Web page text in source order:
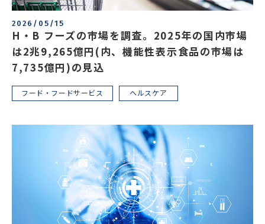
2026/05/15
H・B フーズの市場を調査。2025年の国内市場
は2兆9,265億円(内、機能性表示食品の市場は
7,735億円)の見込
フード・フードサービス ヘルスケア